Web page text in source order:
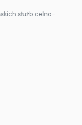
służb celno-